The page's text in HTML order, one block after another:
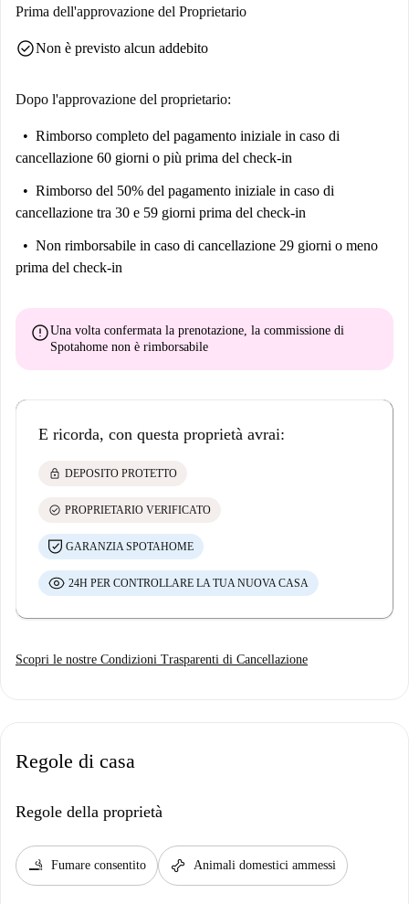
Prima dell'approvazione del Proprietario
check_circleNon è previsto alcun addebito
Dopo l'approvazione del proprietario:
Rimborso completo del pagamento iniziale in caso di
cancellazione 60 giorni o più prima del check-in
Rimborso del 50% del pagamento iniziale in caso di
cancellazione tra 30 e 59 giorni prima del check-in
Non rimborsabile in caso di cancellazione 29 giorni o meno
prima del check-in
errorUna volta confermata la prenotazione, la commissione di
Spotahome non è rimborsabile
E ricorda, con questa proprietà avrai:
lock DEPOSITO PROTETTO
check_circle PROPRIETARIO VERIFICATO
GARANZIA SPOTAHOME
24H PER CONTROLLARE LA TUA NUOVA CASA
Scopri le nostre Condizioni Trasparenti di Cancellazione
Regole di casa
Regole della proprietà
smoking_rooms Fumare consentito pet_supplies Animali domestici ammessi